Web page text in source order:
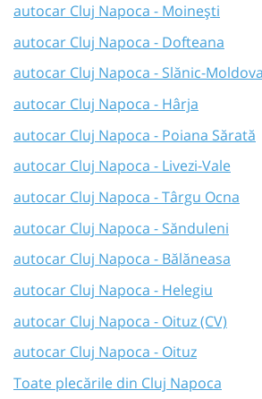
autocar Cluj Napoca - Moinești
autocar Cluj Napoca - Dofteana
autocar Cluj Napoca - Slănic-Moldova
autocar Cluj Napoca - Hârja
autocar Cluj Napoca - Poiana Sărată
autocar Cluj Napoca - Livezi-Vale
autocar Cluj Napoca - Târgu Ocna
autocar Cluj Napoca - Sănduleni
autocar Cluj Napoca - Bălăneasa
autocar Cluj Napoca - Helegiu
autocar Cluj Napoca - Oituz (CV)
autocar Cluj Napoca - Oituz
Toate plecările din Cluj Napoca